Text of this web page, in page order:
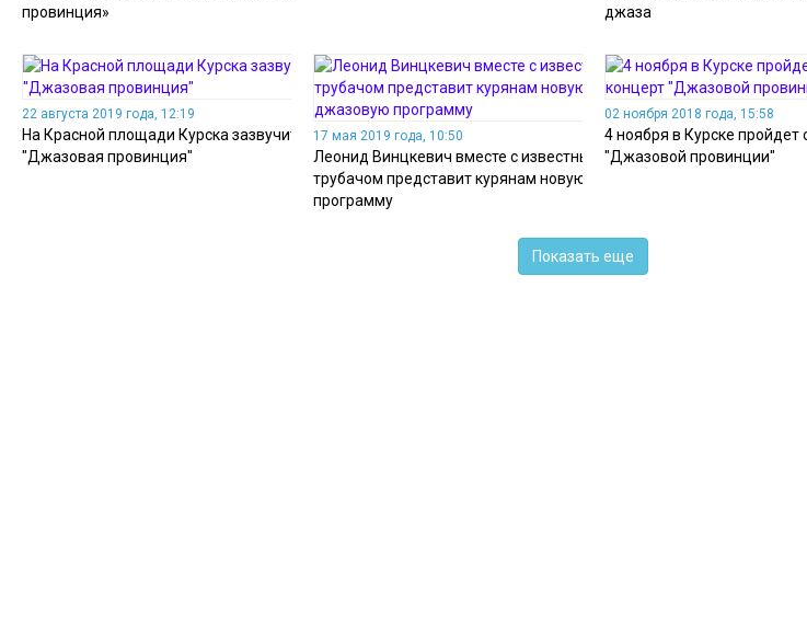
провинция»
джаза
22 августа 2019 года, 12:19
На Красной площади Курска зазвучит
"Джазовая провинция"
17 мая 2019 года, 10:50
Леонид Винцкевич вместе с известным
трубачом представит курянам новую джазовую
программу
02 ноября 2018 года, 15:58
4 ноября в Курске пройдет
"Джазовой провинции"
Показать еще